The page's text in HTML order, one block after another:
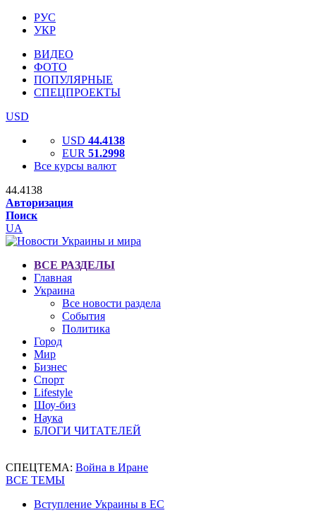
РУС
УКР
ВИДЕО
ФОТО
ПОПУЛЯРНЫЕ
СПЕЦПРОЕКТЫ
USD
USD 44.4138
EUR 51.2998
Все курсы валют
44.4138
Авторизация
Поиск
UA
ВСЕ РАЗДЕЛЫ
Главная
Украина
Все новости раздела
События
Политика
Город
Мир
Бизнес
Спорт
Lifestyle
Шоу-биз
Наука
БЛОГИ ЧИТАТЕЛЕЙ
СПЕЦТЕМА: Война в Иране
ВСЕ ТЕМЫ
Вступление Украины в ЕС